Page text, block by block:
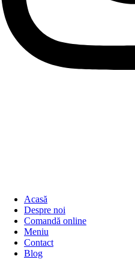
Acasă
Despre noi
Comandă online
Meniu
Contact
Blog